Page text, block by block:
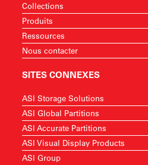
Collections
Produits
Ressources
Nous contacter
SITES CONNEXES
ASI Storage Solutions
ASI Global Partitions
ASI Accurate Partitions
ASI Visual Display Products
ASI Group